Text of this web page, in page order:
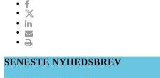
SENESTE NYHEDSBREV